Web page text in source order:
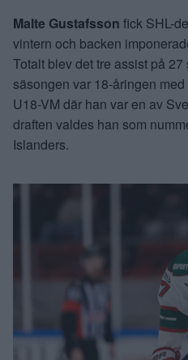
Malte Gustafsson fick SHL-
vintern och backen
Totalt blev det tre assist på
säsongen var 18-åringen
U18-VM där han var en av
draften valdes han som
Islanders.